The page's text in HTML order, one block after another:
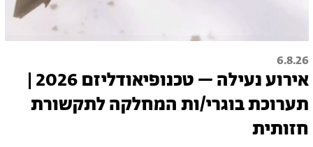
6.8.26
אירוע נעילה – טכנופיאודליזם 2026 |
תערוכת בוגרי/ות המחלקה לתקשורת
חזותית